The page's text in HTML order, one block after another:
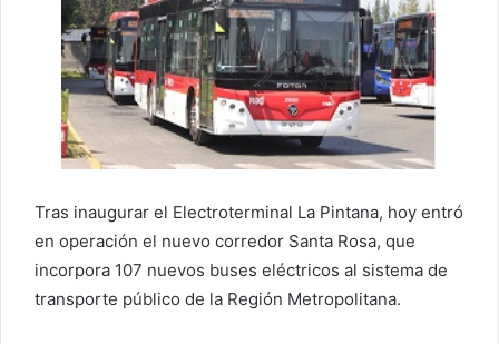
Tras inaugurar el Electroterminal La Pintana, hoy entró
en operación el nuevo corredor Santa Rosa, que
incorpora 107 nuevos buses eléctricos al sistema de
transporte público de la Región Metropolitana.